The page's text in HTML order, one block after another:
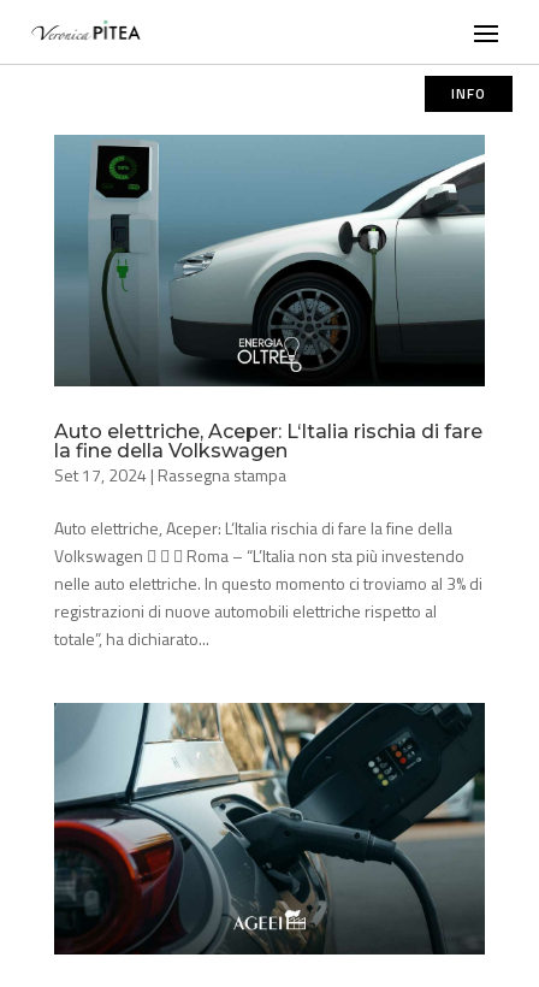
INFO
Auto elettriche, Aceper: L‘Italia rischia di fare
la fine della Volkswagen
Set 17, 2024 | Rassegna stampa
Auto elettriche, Aceper: L‘Italia rischia di fare la fine della
Volkswagen    Roma – “L’Italia non sta più investendo
nelle auto elettriche. In questo momento ci troviamo al 3% di
registrazioni di nuove automobili elettriche rispetto al
totale”, ha dichiarato...